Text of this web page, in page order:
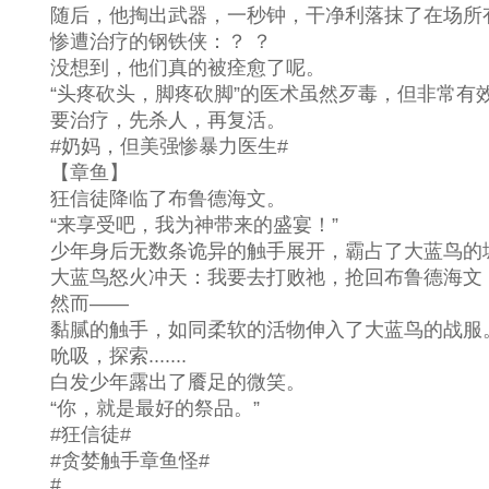
随后，他掏出武器，一秒钟，干净利落抹了在场所
惨遭治疗的钢铁侠：？ ？
没想到，他们真的被痊愈了呢。
“头疼砍头，脚疼砍脚”的医术虽然歹毒，但非常有效
要治疗，先杀人，再复活。
#奶妈，但美强惨暴力医生#
【章鱼】
狂信徒降临了布鲁德海文。
“来享受吧，我为神带来的盛宴！”
少年身后无数条诡异的触手展开，霸占了大蓝鸟的
大蓝鸟怒火冲天：我要去打败祂，抢回布鲁德海文
然而——
黏腻的触手，如同柔软的活物伸入了大蓝鸟的战服
吮吸，探索.......
白发少年露出了餍足的微笑。
“你，就是最好的祭品。”
#狂信徒#
#贪婪触手章鱼怪#